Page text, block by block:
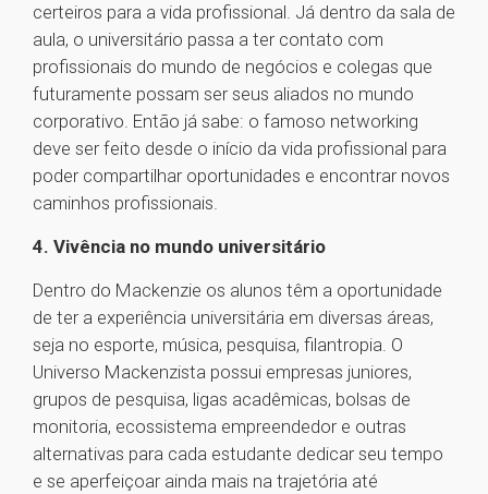
certeiros para a vida profissional. Já dentro da sala de
aula, o universitário passa a ter contato com
profissionais do mundo de negócios e colegas que
futuramente possam ser seus aliados no mundo
corporativo. Então já sabe: o famoso networking
deve ser feito desde o início da vida profissional para
poder compartilhar oportunidades e encontrar novos
caminhos profissionais.
4. Vivência no mundo universitário
Dentro do Mackenzie os alunos têm a oportunidade
de ter a experiência universitária em diversas áreas,
seja no esporte, música, pesquisa, filantropia. O
Universo Mackenzista possui empresas juniores,
grupos de pesquisa, ligas acadêmicas, bolsas de
monitoria, ecossistema empreendedor e outras
alternativas para cada estudante dedicar seu tempo
e se aperfeiçoar ainda mais na trajetória até